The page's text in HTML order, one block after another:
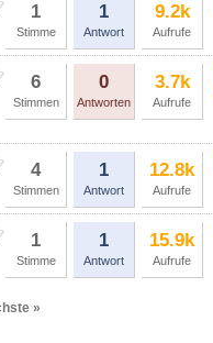
1
Stimme
1
Antwort
9.2k
Aufrufe
6
Stimmen
0
Antworten
3.7k
Aufrufe
4
Stimmen
1
Antwort
12.8k
Aufrufe
1
Stimme
1
Antwort
15.9k
Aufrufe
»